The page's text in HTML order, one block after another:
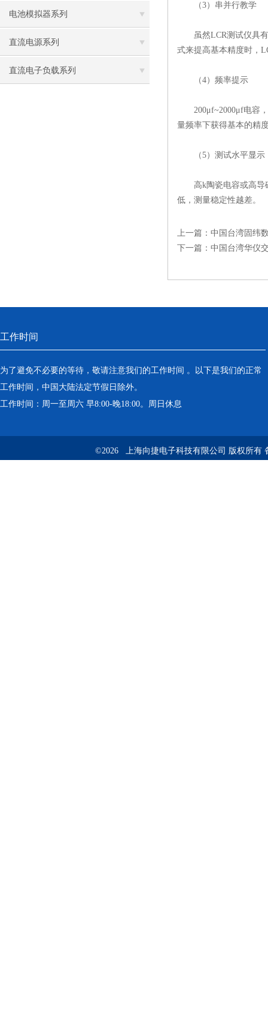
电池模拟器系列
直流电源系列
直流电子负载系列
（3）串并行教学
虽然LCR测试仪具有
式来提高基本精度时，
（4）频率提示
200μf~2000μf电容，
量频率下获得基本的精
（5）测试水平显示
高k陶瓷电容或高导磁
低，测量稳定性越差。
上一篇： 中国台湾固纬
下一篇： 中国台湾华仪
工作时间
为了避免不必要的等待，敬请注意我们的工作时间 。以下是我们的正常
工作时间，中国大陆法定节假日除外。
工作时间：周一至周六 早8:00-晚18:00。周日休息
©2026 上海向捷电子科技有限公司 版权所有